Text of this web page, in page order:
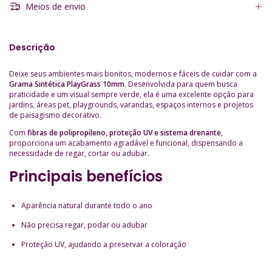
Meios de envio
Descrição
Deixe seus ambientes mais bonitos, modernos e fáceis de cuidar com a
Grama Sintética PlayGrass 10mm. Desenvolvida para quem busca
praticidade e um visual sempre verde, ela é uma excelente opção para
jardins, áreas pet, playgrounds, varandas, espaços internos e projetos
de paisagismo decorativo.
Com fibras de polipropileno, proteção UV e sistema drenante,
proporciona um acabamento agradável e funcional, dispensando a
necessidade de regar, cortar ou adubar.
Principais benefícios
Aparência natural durante todo o ano
Não precisa regar, podar ou adubar
Proteção UV, ajudando a preservar a coloração